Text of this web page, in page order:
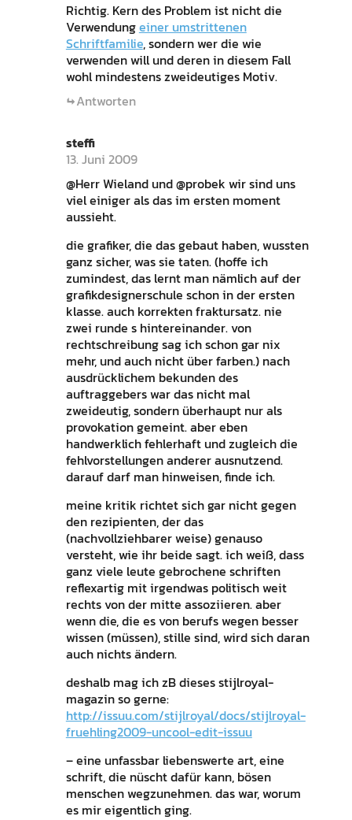
Richtig. Kern des Problem ist nicht die
Verwendungeiner umstrittenen
Schriftfamilie, sondern wer die wie
verwenden will und deren in diesem Fall
wohl mindestens zweideutiges Motiv.
Antworten
steffi
13. Juni 2009
@Herr Wieland und @probek wir sind uns
viel einiger als das im ersten moment
aussieht.
die grafiker, die das gebaut haben, wussten
ganz sicher, was sie taten. (hoffe ich
zumindest, das lernt man nämlich auf der
grafikdesignerschule schon in der ersten
klasse. auch korrekten fraktursatz. nie
zwei runde s hintereinander. von
rechtschreibung sag ich schon gar nix
mehr, und auch nicht über farben.) nach
ausdrücklichem bekunden des
auftraggebers war das nicht mal
zweideutig, sondern überhaupt nur als
provokation gemeint. aber eben
handwerklich fehlerhaft und zugleich die
fehlvorstellungen anderer ausnutzend.
darauf darf man hinweisen, finde ich.
meine kritik richtet sich gar nicht gegen
den rezipienten, der das
(nachvollziehbarer weise) genauso
versteht, wie ihr beide sagt. ich weiß, dass
ganz viele leute gebrochene schriften
reflexartig mit irgendwas politisch weit
rechts von der mitte assoziieren. aber
wenn die, die es von berufs wegen besser
wissen (müssen), stille sind, wird sich daran
auch nichts ändern.
deshalb mag ich zB dieses stijlroyal-
magazin so gerne:
http://issuu.com/stijlroyal/docs/stijlroyal-
fruehling2009-uncool-edit-issuu
– eine unfassbar liebenswerte art, eine
schrift, die nüscht dafür kann, bösen
menschen wegzunehmen. das war, worum
es mir eigentlich ging.